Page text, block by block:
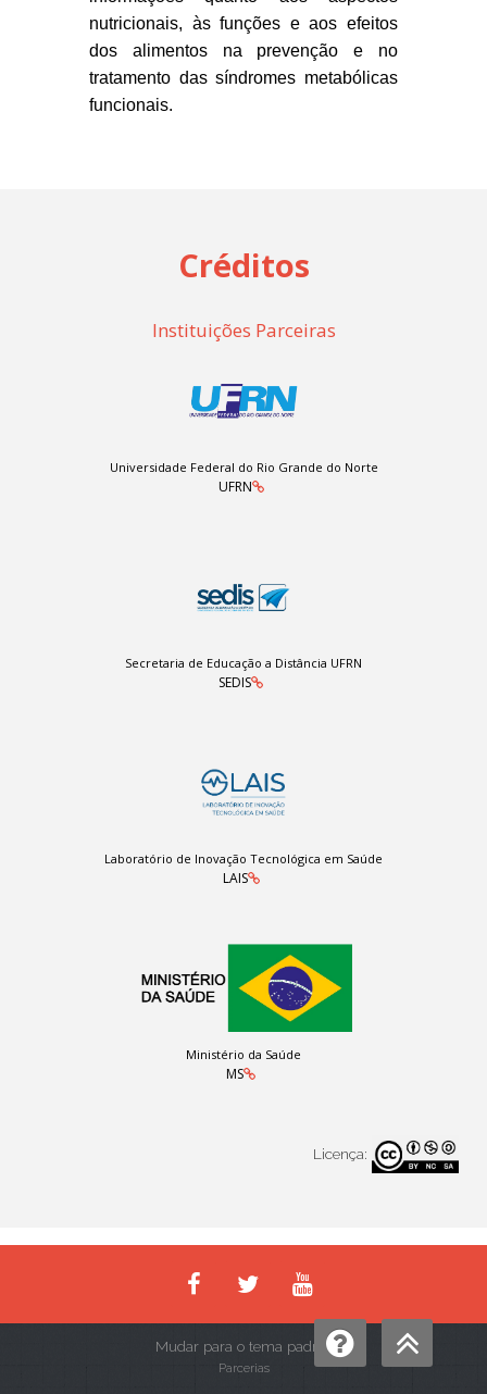
nutricionais, às funções e aos efeitos
dos alimentos na prevenção e no
tratamento das síndromes metabólicas
funcionais.
Créditos
Instituições Parceiras
Universidade Federal do Rio Grande do Norte
UFRN
Secretaria de Educação a Distância UFRN
SEDIS
Laboratório de Inovação Tecnológica em Saúde
LAIS
Ministério da Saúde
MS
Licença:
Mudar para o tema padrão
Parcerias